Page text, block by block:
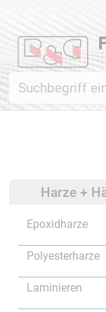
Harze +
Epoxidharze
Polyesterharze
Laminieren